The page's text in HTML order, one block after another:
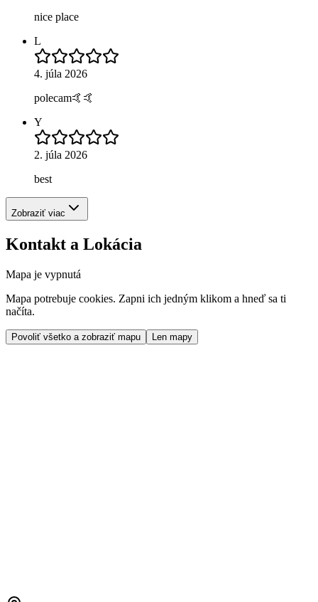
nice place
L
4. júla 2026
polecam🤙🤙
Y
2. júla 2026
best
Zobraziť viac
Kontakt a Lokácia
Mapa je vypnutá
Mapa potrebuje cookies. Zapni ich jedným klikom a hneď sa ti
načíta.
Povoliť všetko a zobraziť mapu Len mapy